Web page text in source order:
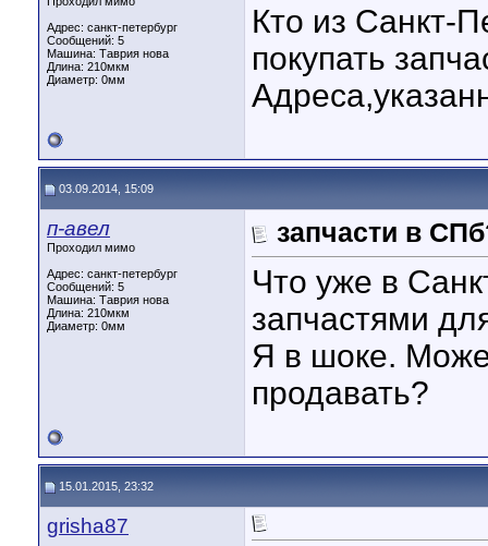
Адрес: санкт-петербург
Сообщений: 5
Машина: Таврия нова
Длина: 210мкм
Диаметр: 0мм
Кто из Санкт-
покупать
03.09.2014, 15:09
п-авел
Проходил мимо
Адрес: санкт-петербург
Сообщений: 5
Машина: Таврия нова
Длина: 210мкм
Диаметр: 0мм
запчасти в
Что уже в
запчастями
Я в шоке.
продавать?
15.01.2015, 23:32
grisha87